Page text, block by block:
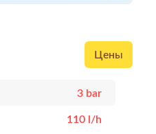
Цены
3 bar
110 l/h